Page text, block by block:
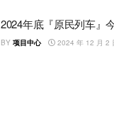
2024年底『原民列车』
BY 项目中心 2024 年 12 月 2